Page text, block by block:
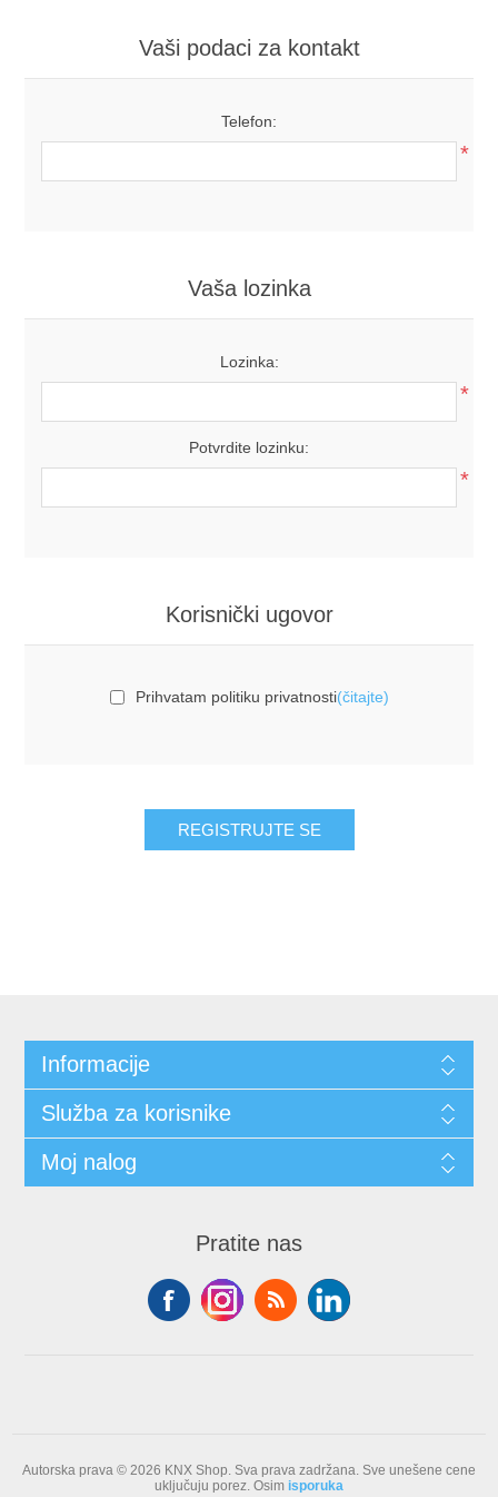
Vaši podaci za kontakt
Telefon:
*
Vaša lozinka
Lozinka:
*
Potvrdite lozinku:
*
Korisnički ugovor
Prihvatam politiku privatnosti(čitajte)
Informacije
Služba za korisnike
Moj nalog
Pratite nas
Autorska prava © 2026 KNX Shop. Sva prava zadržana. Sve unešene cene
uključuju porez. Osim isporuka